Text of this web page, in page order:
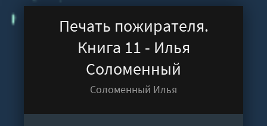
Печать пожирателя.
Книга 11 - Илья
Соломенный
Соломенный Илья